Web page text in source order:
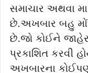
સમાચાર અથવા
છે.અખબાર બહુ
છે.જો કોઈને
પ્રકાશિત કરવી
અખબારના